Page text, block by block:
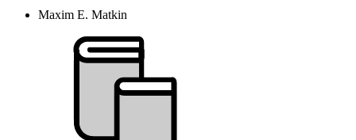
Maxim E. Matkin